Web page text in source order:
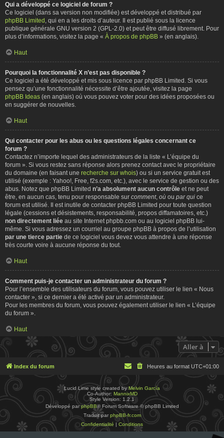
Qui a développé ce logiciel de forum ?
Ce logiciel (dans sa version non modifiée) est développé et distribué par
phpBB Limited , qui en a les droits d’auteur. Il est publié sous la licence
publique générale GNU version 2 (GPL-2.0) et peut être diffusé librement. Pour
plus d’informations, visitez la page « À propos de phpBB » (en anglais).
Haut
Pourquoi la fonctionnalité X n’est pas disponible ?
Ce logiciel a été développé et mis sous licence par phpBB Limited. Si vous
pensez qu’une fonctionnalité nécessite d’être ajoutée, visitez la page
phpBB Ideas (en anglais) où vous pouvez voter pour des idées proposées ou
en suggérer de nouvelles.
Haut
Qui contacter pour les abus ou les questions légales concernant ce
forum ?
Contactez n’importe lequel des administrateurs de la liste « L’équipe du
forum ». Si vous restez sans réponse alors prenez contact avec le propriétaire
du domaine (en faisant une recherche sur whois) ou si un service gratuit est
utilisé (exemple : Yahoo!, Free, f2s.com, etc.), avec le service de gestion ou des
abus. Notez que phpBB Limited n’a absolument aucun contrôle et ne peut
être, en aucun cas, tenu pour responsable sur comment, où ou par qui ce
forum est utilisé. Il est inutile de contacter phpBB Limited pour toute question
légale (cessions et désistements, responsabilité, propos diffamatoires, etc.)
non directement liée au site Internet phpbb.com ou au logiciel phpBB lui-
même. Si vous adressez un courriel au groupe phpBB à propos de l’utilisation
par une tierce partie de ce logiciel vous devez vous attendre à une réponse
très courte voire à aucune réponse du tout.
Haut
Comment puis-je contacter un administrateur du forum ?
Pour l’ensemble des utilisateurs du forum, vous pouvez utiliser le lien « Nous
contacter », si ce dernier a été activé par un administrateur.
Pour les membres du forum, vous pouvez également utiliser le lien « L’équipe
du forum ».
Haut
Aller à
Index du forum Heures au format UTC+01:00
Lucid Lime style created byMelvin García
Co-Author: MannixMD
Style Version: 1.2.1
Développé parphpBB® Forum Software © phpBB Limited
Traduit par phpBB-fr.com
Confidentialité | Conditions